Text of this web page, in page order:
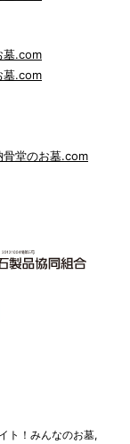
墓.com
墓.com
骨堂のお墓.com
ト！みんなのお墓,